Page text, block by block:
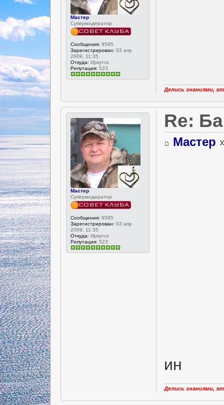
Мастер
Супермодератор
Сообщения: 9595
Зарегистрирован: 03 апр
2009, 11:35
Откуда: Иркутск
Репутация: 523
Делись знаниями,
Мастер
Супермодератор
Сообщения: 9595
Зарегистрирован: 03 апр
2009, 11:35
Откуда: Иркутск
Репутация: 523
Re:
Мастер
ин
Делись знаниями,